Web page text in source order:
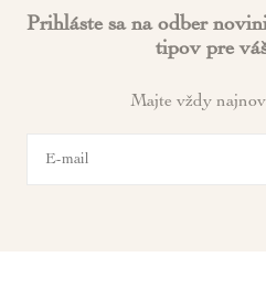
Prihláste sa na odber
tipov pre
Majte vždy